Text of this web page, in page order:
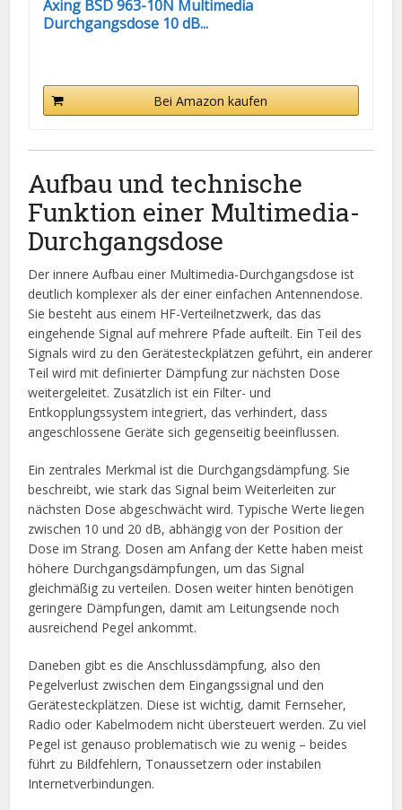
Axing BSD 963-10N Multimedia
Durchgangsdose 10 dB...
Bei Amazon kaufen
Aufbau und technische
Funktion einer Multimedia-
Durchgangsdose
Der innere Aufbau einer Multimedia-Durchgangsdose ist
deutlich komplexer als der einer einfachen Antennendose.
Sie besteht aus einem HF-Verteilnetzwerk, das das
eingehende Signal auf mehrere Pfade aufteilt. Ein Teil des
Signals wird zu den Gerätesteckplätzen geführt, ein anderer
Teil wird mit definierter Dämpfung zur nächsten Dose
weitergeleitet. Zusätzlich ist ein Filter- und
Entkopplungssystem integriert, das verhindert, dass
angeschlossene Geräte sich gegenseitig beeinflussen.
Ein zentrales Merkmal ist die Durchgangsdämpfung. Sie
beschreibt, wie stark das Signal beim Weiterleiten zur
nächsten Dose abgeschwächt wird. Typische Werte liegen
zwischen 10 und 20 dB, abhängig von der Position der
Dose im Strang. Dosen am Anfang der Kette haben meist
höhere Durchgangsdämpfungen, um das Signal
gleichmäßig zu verteilen. Dosen weiter hinten benötigen
geringere Dämpfungen, damit am Leitungsende noch
ausreichend Pegel ankommt.
Daneben gibt es die Anschlussdämpfung, also den
Pegelverlust zwischen dem Eingangssignal und den
Gerätesteckplätzen. Diese ist wichtig, damit Fernseher,
Radio oder Kabelmodem nicht übersteuert werden. Zu viel
Pegel ist genauso problematisch wie zu wenig – beides
führt zu Bildfehlern, Tonaussetzern oder instabilen
Internetverbindungen.